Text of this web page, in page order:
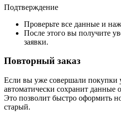
Подтверждение
Проверьте все данные и
После этого вы получите
заявки.
Повторный заказ
Если вы уже совершали покупки
автоматически сохранит данные
Это позволит быстро оформить
старый.